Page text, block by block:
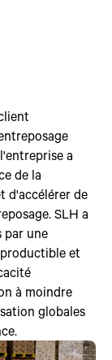
a
de la
d'accélérer de
SLH a
par une
et
à moindre
globales